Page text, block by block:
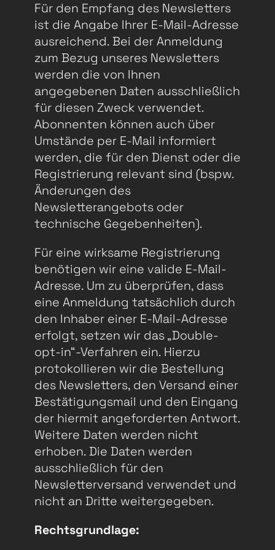
Für den Empfang des Newsletters
ist die Angabe Ihrer E-Mail-Adresse
ausreichend. Bei der Anmeldung
zum Bezug unseres Newsletters
werden die von Ihnen
angegebenen Daten ausschließlich
für diesen Zweck verwendet.
Abonnenten können auch über
Umstände per E-Mail informiert
werden, die für den Dienst oder die
Registrierung relevant sind (bspw.
Änderungen des
Newsletterangebots oder
technische Gegebenheiten).
Für eine wirksame Registrierung
benötigen wir eine valide E-Mail-
Adresse. Um zu überprüfen, dass
eine Anmeldung tatsächlich durch
den Inhaber einer E-Mail-Adresse
erfolgt, setzen wir das „Double-
opt-in“-Verfahren ein. Hierzu
protokollieren wir die Bestellung
des Newsletters, den Versand einer
Bestätigungsmail und den Eingang
der hiermit angeforderten Antwort.
Weitere Daten werden nicht
erhoben. Die Daten werden
ausschließlich für den
Newsletterversand verwendet und
nicht an Dritte weitergegeben.
Rechtsgrundlage: